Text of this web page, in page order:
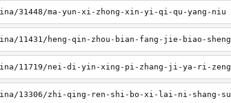
31448/ma-yun-xi-zhong-xin-yi-qi-qu-yang-niu
11431/heng-qin-zhou-bian-fang-jie-biao-sheng
11719/nei-di-yin-xing-pi-zhang-ji-ya-ri-zeng
13306/zhi-qing-ren-shi-bo-xi-lai-ni-shang-su